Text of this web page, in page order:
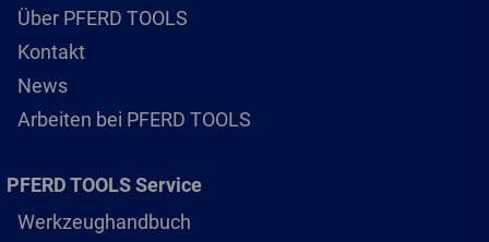
Über PFERD TOOLS
Kontakt
News
Arbeiten bei PFERD TOOLS
PFERD TOOLS Service
Werkzeughandbuch